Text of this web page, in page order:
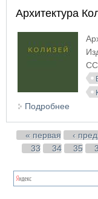
Архитектура
Подробнее
Страницы
« первая ‹
33
34 35